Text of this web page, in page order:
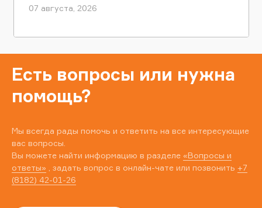
07 августа, 2026
Есть вопросы или нужна
помощь?
Мы всегда рады помочь и ответить на все интересующие
вас вопросы.
Вы можете найти информацию в разделе «Вопросы и
ответы» , задать вопрос в онлайн-чате или позвонить +7
(8182) 42-01-26